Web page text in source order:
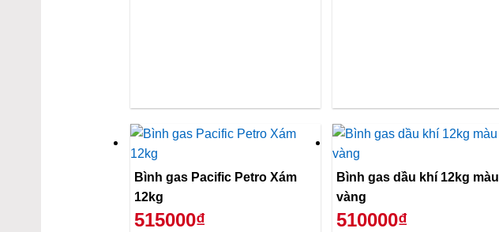
Bình gas Pacific Petro Xám
12kg
515000₫
Bình gas dầu khí 12kg màu
vàng
510000₫